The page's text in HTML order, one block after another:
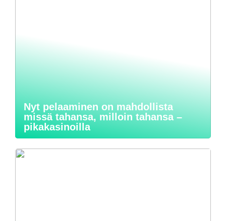
Nyt pelaaminen on mahdollista
missä tahansa, milloin tahansa –
pikakasinoilla